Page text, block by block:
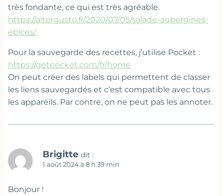
très fondante, ce qui est très agréable.
https://altergusto.fr/2020/07/05/salade-aubergines-
epices/
Pour la sauvegarde des recettes, j’utilise Pocket :
https://getpocket.com/fr/home
On peut créer des labels qui permettent de classer
les liens sauvegardés et c’est compatible avec tous
les appareils. Par contre, on ne peut pas les annoter.
Brigitte dit :
1 août 2024 à 8 h 39 min
Bonjour !